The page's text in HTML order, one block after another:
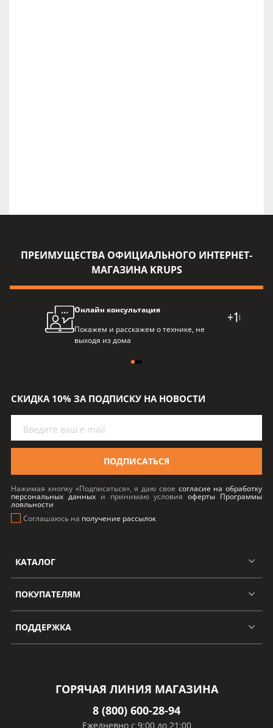
ПРЕИМУЩЕСТВА ОФИЦИАЛЬНОГО ИНТЕРНЕТ-
МАГАЗИНА KRUPS
Онлайн консультация
Покажем и расскажем о технике, не
выходя из дома
КАТАЛОГ
ПОКУПАТЕЛЯМ
СКИДКА 10% ЗА ПОДПИСКУ НА НОВОСТИ
ПОДПИСАТЬСЯ
Нажимая кнопку «Подписаться», я даю свое согласие на обработку
персональных данных и принимаю условияоферты Программы
лояльности
Соглашаюсь на получение рассылок
ГОРЯЧАЯ ЛИНИЯ МАГАЗИНА
8 (800) 600-28-94
Ежедневно с 9:00 до 21:00
ПОДДЕРЖКА